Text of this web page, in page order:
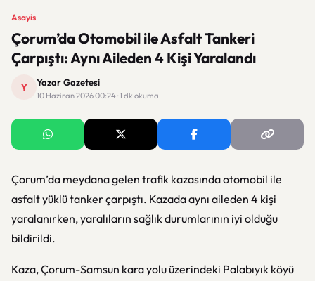
Asayis
Çorum’da Otomobil ile Asfalt Tankeri
Çarpıştı: Aynı Aileden 4 Kişi Yaralandı
Y Yazar Gazetesi
10 Haziran 2026 00:24 · 1 dk okuma
Çorum’da meydana gelen trafik kazasında otomobil ile
asfalt yüklü tanker çarpıştı. Kazada aynı aileden 4 kişi
yaralanırken, yaralıların sağlık durumlarının iyi olduğu
bildirildi.
Kaza, Çorum-Samsun kara yolu üzerindeki Palabıyık köyü